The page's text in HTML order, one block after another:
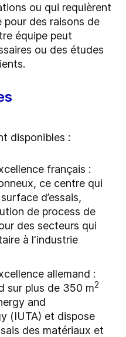
ou qui requièrent
pour des raisons de
équipe peut
ou des études
disponibles :
français :
ce centre qui
d’essais,
de process de
des secteurs qui
à l'industrie
allemand :
sur plus de 350 m2
and
(IUTA) et dispose
des matériaux et